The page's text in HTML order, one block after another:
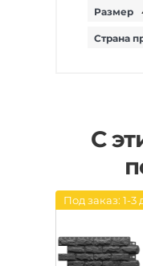
Размер
Страна
С
Под заказ: 1-3